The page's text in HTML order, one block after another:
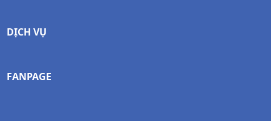
DỊCH VỤ
FANPAGE